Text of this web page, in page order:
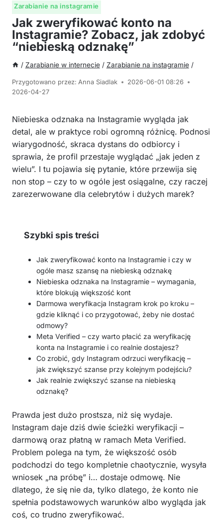
Zarabianie na instagramie
Jak zweryfikować konto na
Instagramie? Zobacz, jak zdobyć
“niebieską odznakę”
/ Zarabianie w internecie / Zarabianie na instagramie /
Przygotowano przez: Anna Siadlak
2026-06-01 08:26
2026-04-27
Niebieska odznaka na Instagramie wygląda jak
detal, ale w praktyce robi ogromną różnicę. Podnosi
wiarygodność, skraca dystans do odbiorcy i
sprawia, że profil przestaje wyglądać „jak jeden z
wielu”. I tu pojawia się pytanie, które przewija się
non stop – czy to w ogóle jest osiągalne, czy raczej
zarezerwowane dla celebrytów i dużych marek?
Szybki spis treści
Jak zweryfikować konto na Instagramie i czy w
ogóle masz szansę na niebieską odznakę
Niebieska odznaka na Instagramie – wymagania,
które blokują większość kont
Darmowa weryfikacja Instagram krok po kroku –
gdzie kliknąć i co przygotować, żeby nie dostać
odmowy?
Meta Verified – czy warto płacić za weryfikację
konta na Instagramie i co realnie dostajesz?
Co zrobić, gdy Instagram odrzuci weryfikację –
jak zwiększyć szanse przy kolejnym podejściu?
Jak realnie zwiększyć szanse na niebieską
odznakę?
Prawda jest dużo prostsza, niż się wydaje.
Instagram daje dziś dwie ścieżki weryfikacji –
darmową oraz płatną w ramach Meta Verified.
Problem polega na tym, że większość osób
podchodzi do tego kompletnie chaotycznie, wysyła
wniosek „na próbę” i… dostaje odmowę. Nie
dlatego, że się nie da, tylko dlatego, że konto nie
spełnia podstawowych warunków albo wygląda jak
coś, co trudno zweryfikować.